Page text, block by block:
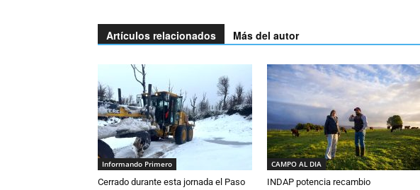
Artículos relacionados Más del autor
Informando Primero
Cerrado durante esta jornada el Paso
CAMPO AL DIA
INDAP potencia recambio